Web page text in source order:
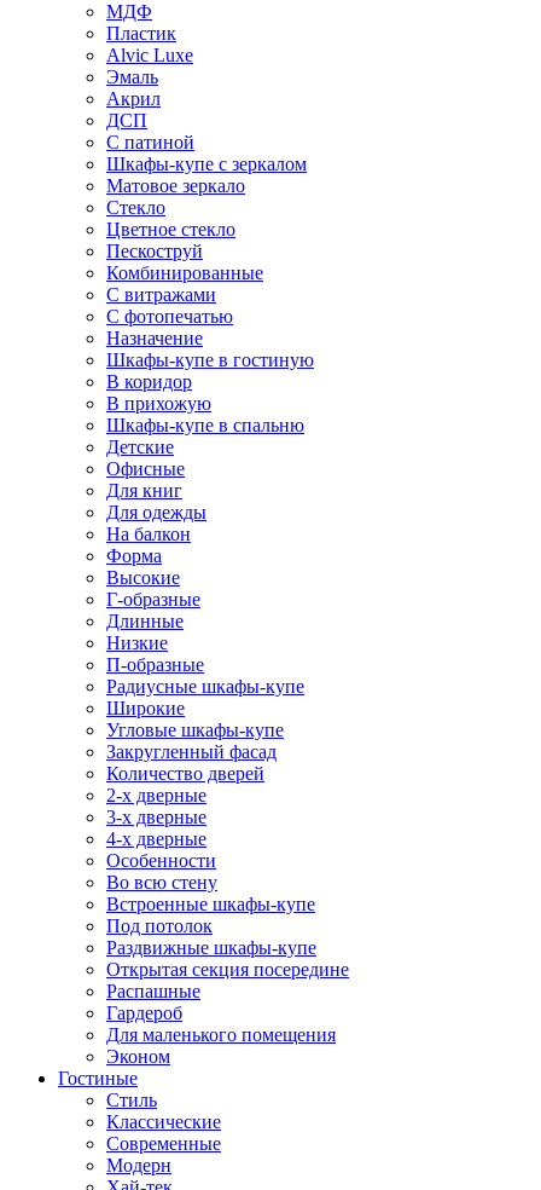
МДФ
Пластик
Alvic Luxe
Эмаль
Акрил
ДСП
С патиной
Шкафы-купе с зеркалом
Матовое зеркало
Стекло
Цветное стекло
Пескоструй
Комбинированные
С витражами
С фотопечатью
Назначение
Шкафы-купе в гостиную
В коридор
В прихожую
Шкафы-купе в спальню
Детские
Офисные
Для книг
Для одежды
На балкон
Форма
Высокие
Г-образные
Длинные
Низкие
П-образные
Радиусные шкафы-купе
Широкие
Угловые шкафы-купе
Закругленный фасад
Количество дверей
2-х дверные
3-х дверные
4-х дверные
Особенности
Во всю стену
Встроенные шкафы-купе
Под потолок
Раздвижные шкафы-купе
Открытая секция посередине
Распашные
Гардероб
Для маленького помещения
Эконом
Гостиные
Стиль
Классические
Современные
Модерн